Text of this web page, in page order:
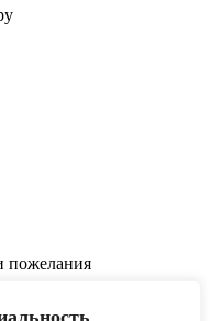
пожелания